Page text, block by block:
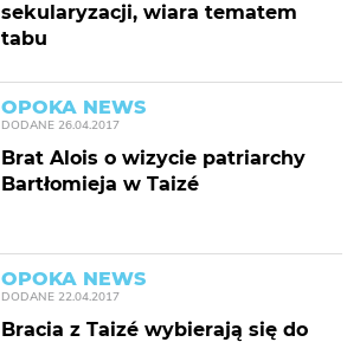
sekularyzacji, wiara tematem
tabu
OPOKA NEWS
DODANE 26.04.2017
Brat Alois o wizycie patriarchy
Bartłomieja w Taizé
OPOKA NEWS
DODANE 22.04.2017
Bracia z Taizé wybierają się do